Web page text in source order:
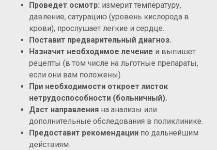
Проведет осмотр: измерит температуру,
давление, сатурацию (уровень кислорода в
крови), прослушает легкие и сердце.
Поставит предварительный диагноз.
Назначит необходимое лечение и выпишет
рецепты (в том числе на льготные препараты,
если они вам положены).
При необходимости откроет листок
нетрудоспособности (больничный).
Даст направления на анализы или
дополнительные обследования в поликлинике.
Предоставит рекомендации по дальнейшим
действиям.